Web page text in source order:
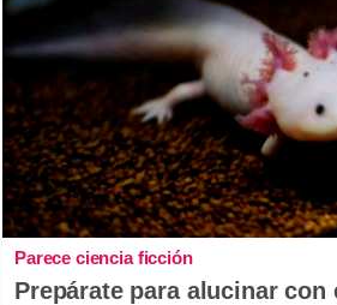
Parece ciencia ficción
Prepárate para alucinar